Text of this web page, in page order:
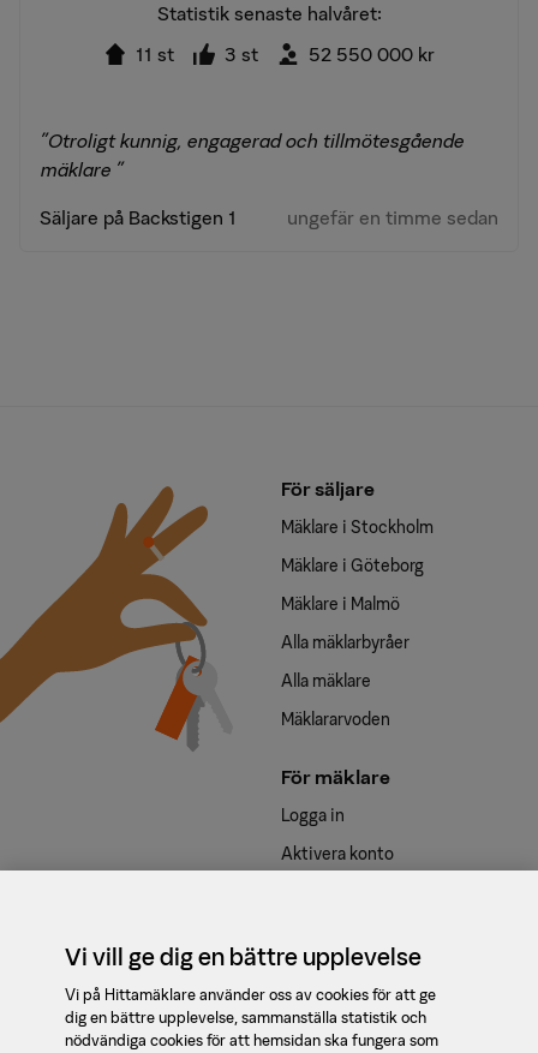
Statistik senaste halvåret:
11 st
3 st 52 550 000 kr
"Otroligt kunnig, engagerad och tillmötesgående
mäklare "
Säljare på Backstigen 1
ungefär en timme sedan
För säljare
Mäklare i Stockholm
Mäklare i Göteborg
Mäklare i Malmö
Alla mäklarbyråer
Alla mäklare
Mäklararvoden
För mäklare
Logga in
Aktivera konto
Kontakt
support@booli.se
08 - 410 475 90
Vi vill ge dig en bättre upplevelse
Vi på Hittamäklare använder oss av cookies för att ge
dig en bättre upplevelse, sammanställa statistik och
nödvändiga cookies för att hemsidan ska fungera som